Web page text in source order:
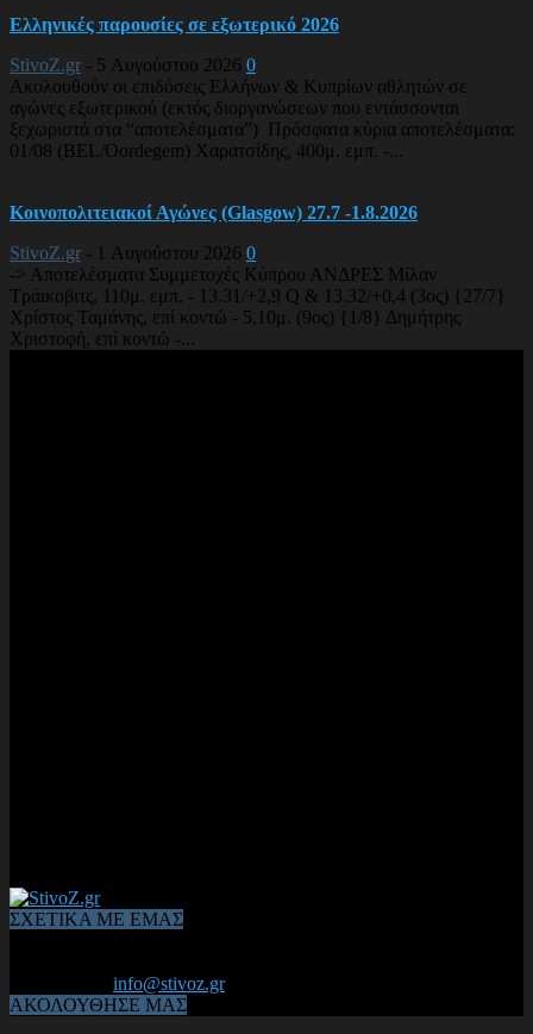
Ελληνικές παρουσίες σε εξωτερικό 2026
StivoZ.gr - 5 Αυγούστου 2026 0
Ακολουθούν οι επιδόσεις Ελλήνων & Κυπρίων αθλητών σε
αγώνες εξωτερικού (εκτός διοργανώσεων που εντάσσονται
ξεχωριστά στα “αποτελέσματα”) Πρόσφατα κύρια αποτελέσματα:
01/08 (BEL/Oordegem) Χαρατσίδης, 400μ. εμπ. -...
Κοινοπολιτειακοί Αγώνες (Glasgow) 27.7 -1.8.2026
StivoZ.gr - 1 Αυγούστου 2026 0
-> Αποτελέσματα Συμμετοχές Κύπρου ΑΝΔΡΕΣ Μίλαν
Τράικοβιτς, 110μ. εμπ. - 13.31/+2,9 Q & 13.32/+0,4 (3ος) {27/7}
Χρίστος Ταμάνης, επί κοντώ - 5,10μ. (9ος) {1/8} Δημήτρης
Χριστοφή, επί κοντώ -...
ΣΧΕΤΙΚΑ ΜΕ ΕΜΑΣ
info@stivoz.gr
ΑΚΟΛΟΥΘΗΣΕ ΜΑΣ